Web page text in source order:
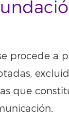
procede a
que